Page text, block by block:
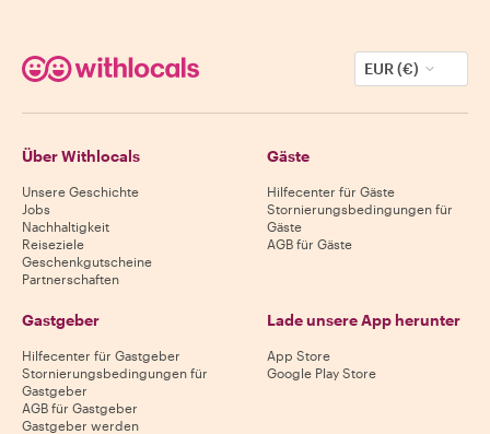
EUR (€)
Über Withlocals
Unsere Geschichte
Jobs
Nachhaltigkeit
Reiseziele
Geschenkgutscheine
Partnerschaften
Gäste
Hilfecenter für Gäste
Stornierungsbedingungen für
Gäste
AGB für Gäste
Gastgeber
Hilfecenter für Gastgeber
Stornierungsbedingungen für
Gastgeber
AGB für Gastgeber
Gastgeber werden
Lade unsere App herunter
App Store
Google Play Store